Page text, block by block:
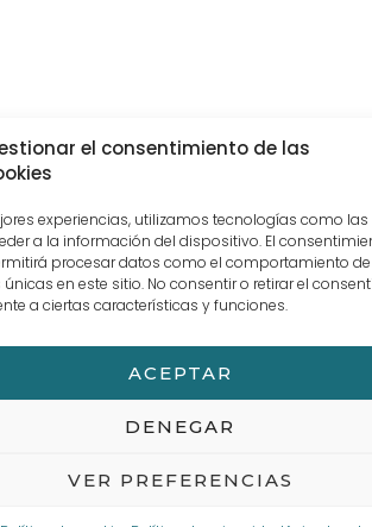
el consentimiento de las
experiencias, utilizamos tecnologías como
a la información del dispositivo. El
procesar datos como el comportamiento
en este sitio. No consentir o retirar el
a ciertas características y funciones.
ACEPTAR
DENEGAR
VER PREFERENCIAS